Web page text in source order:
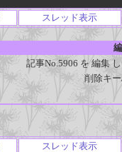
スレッド表示
記事No.5906 を 編集
削除キ
スレッド表示